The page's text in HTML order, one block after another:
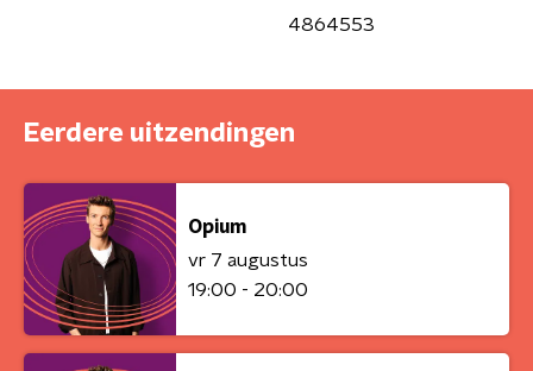
4864553
Eerdere uitzendingen
Opium
vr 7 augustus
19:00 - 20:00